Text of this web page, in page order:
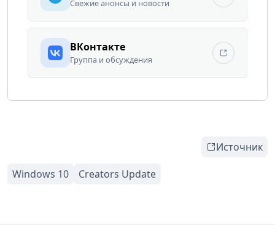
Свежие анонсы и новости
ВКонтакте
Группа и обсуждения
Источник